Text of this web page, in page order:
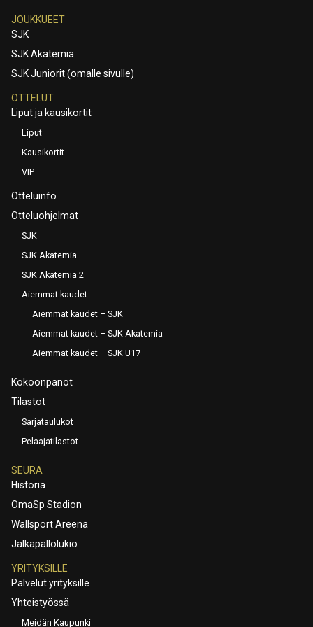
JOUKKUEET
SJK
SJK Akatemia
SJK Juniorit (omalle sivulle)
OTTELUT
Liput ja kausikortit
Liput
Kausikortit
VIP
Otteluinfo
Otteluohjelmat
SJK
SJK Akatemia
SJK Akatemia 2
Aiemmat kaudet
Aiemmat kaudet – SJK
Aiemmat kaudet – SJK Akatemia
Aiemmat kaudet – SJK U17
Kokoonpanot
Tilastot
Sarjataulukot
Pelaajatilastot
SEURA
Historia
OmaSp Stadion
Wallsport Areena
Jalkapallolukio
YRITYKSILLE
Palvelut yrityksille
Yhteistyössä
Meidän Kaupunki